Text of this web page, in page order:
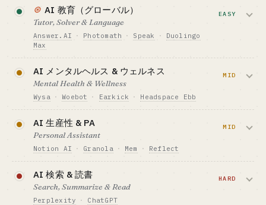
向いている人 · BEST FIT
ネット感度の高いひとり
クレジット + サブスク + コミュニティ配信
ベンチマーク · BENCHMARK
ARR
ネット感度の高いひとり + コミュニティ運営
に強い人
詳しく読む →
必要資金の目安 · CAPITAL
$15-70K
ベンチマーク · BENCHMARK
Suno · ElevenLabs · Haimian Music
向いている人 · BEST FIT
⊛ AI 教育（グローバル）
Tutor, Solver & Language
Answer.AI · Photomath · Speak ·
Duolingo
Max
が、中国国内では規制が強まっていま
す。AI による留学プランニングは新しい
機会の入口です。
必要資金の目安 · CAPITAL
$70K-400K
GTM · 売り方
ベンチマーク · BENCHMARK
Answer.AI（中国チームの海外展開）が ARR
$3M+、北米 #1
EASY
AI メンタルヘルス & ウェルネス
Mental Health & Wellness
Wysa · Woebot · Earkick · Headspace Ebb
海外では FDA の認可経路が開きました
が、中国ではコンプライアンスと支払い意
欲が依然として限定的です。
$400K-1.5M + 臨床コンプライアンス
GTM · 売り方
サブスク $10-30/月、アップセル困難
MID
AI 生産性 & PA
Personal Assistant
Notion AI · Granola · Mem · Reflect
大手 IT が汎用レイヤーをそのまま吸収す
る一方で、弁護士・医師・営業向けの垂直
特化 PA はまだ十分に成立します。
MID
AI 検索 & 読書
Search, Summarize & Read
Perplexity ·
ChatGPT
HARD